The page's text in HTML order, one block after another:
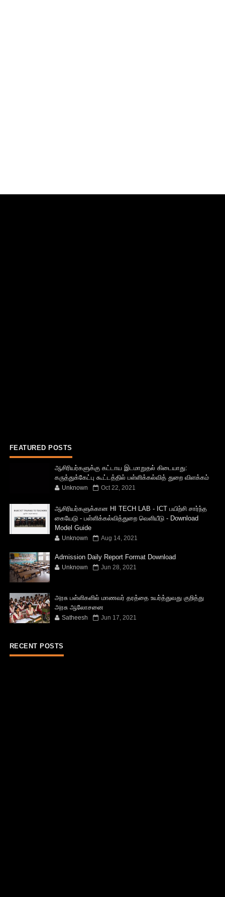
FEATURED POSTS
ஆசிரியர்களுக்கு கட்டாய இடமாறுதல் கிடையாது:
கருத்துக்கேட்பு கூட்டத்தில் பள்ளிக்கல்வித் துறை விளக்கம்
Unknown Oct 22, 2021
ஆசிரியர்களுக்கான HI TECH LAB - ICT பயிற்சி சார்ந்த
கையேடு - பள்ளிக்கல்வித்துறை வெளியீடு - Download
Model Guide
Unknown Aug 14, 2021
Admission Daily Report Format Download
Unknown Jun 28, 2021
அரசு பள்ளிகளில் மாணவர் தரத்தை உயர்த்துவது குறித்து
அரசு ஆலோசனை
Satheesh Jun 17, 2021
RECENT POSTS